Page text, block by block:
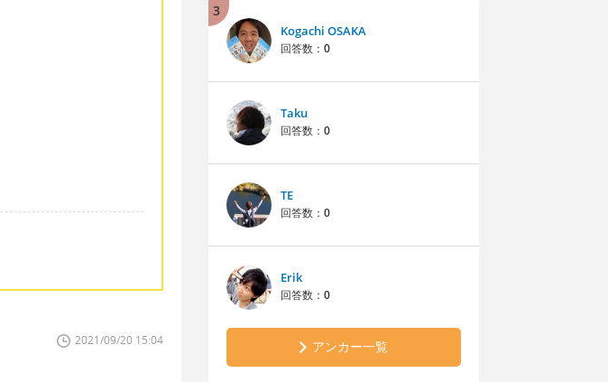
2021/09/20 15:04
3
Kogachi OSAKA
回答数： 0
Taku
回答数： 0
TE
回答数： 0
Erik
回答数： 0
アンカー一覧